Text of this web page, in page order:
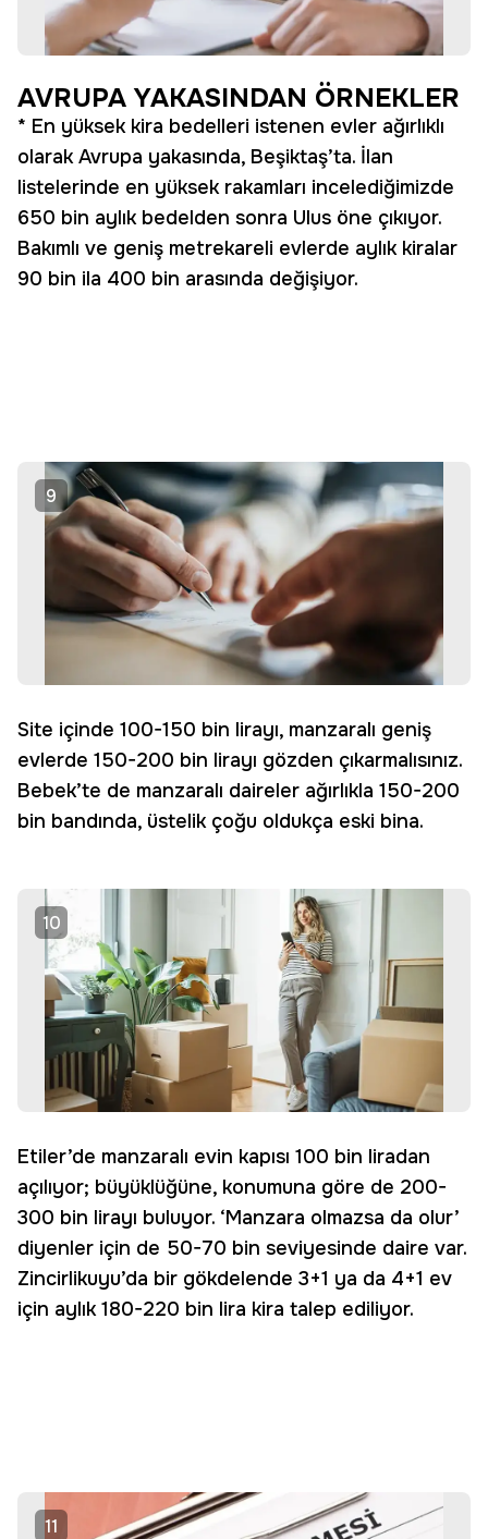
AVRUPA YAKASINDAN ÖRNEKLER
* En yüksek kira bedelleri istenen evler ağırlıklı
olarak Avrupa yakasında, Beşiktaş’ta. İlan
listelerinde en yüksek rakamları incelediğimizde
650 bin aylık bedelden sonra Ulus öne çıkıyor.
Bakımlı ve geniş metrekareli evlerde aylık kiralar
90 bin ila 400 bin arasında değişiyor.
9
Site içinde 100-150 bin lirayı, manzaralı geniş
evlerde 150-200 bin lirayı gözden çıkarmalısınız.
Bebek’te de manzaralı daireler ağırlıkla 150-200
bin bandında, üstelik çoğu oldukça eski bina.
10
Etiler’de manzaralı evin kapısı 100 bin liradan
açılıyor; büyüklüğüne, konumuna göre de 200-
300 bin lirayı buluyor. ‘Manzara olmazsa da olur’
diyenler için de 50-70 bin seviyesinde daire var.
Zincirlikuyu’da bir gökdelende 3+1 ya da 4+1 ev
için aylık 180-220 bin lira kira talep ediliyor.
11